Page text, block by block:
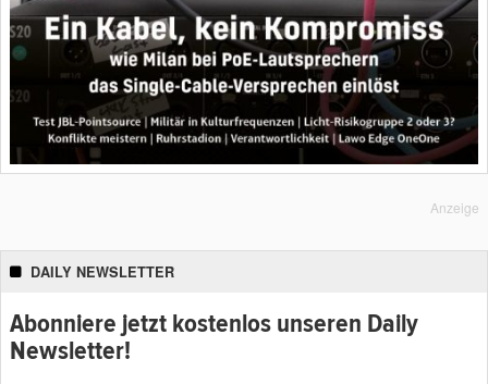
Anzeige
DAILY NEWSLETTER
Abonniere jetzt kostenlos unseren Daily
Newsletter!